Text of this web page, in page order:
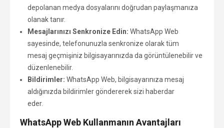
depolanan medya dosyalarını doğrudan paylaşmanıza
olanak tanır.
Mesajlarınızı Senkronize Edin: WhatsApp Web
sayesinde, telefonunuzla senkronize olarak tüm
mesaj geçmişiniz bilgisayarınızda da görüntülenebilir ve
düzenlenebilir.
Bildirimler: WhatsApp Web, bilgisayarınıza mesaj
aldığınızda bildirimler göndererek sizi haberdar
eder.
WhatsApp Web Kullanmanın Avantajları